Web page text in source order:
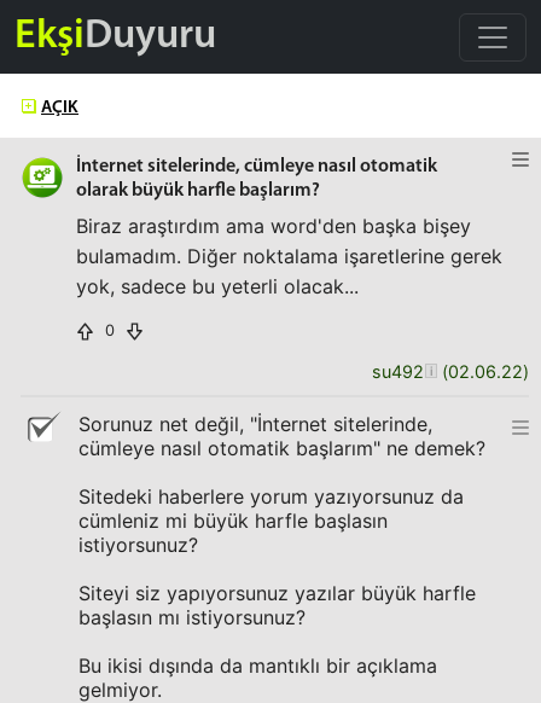
EkşiDuyuru
AÇIK
İnternet sitelerinde, cümleye nasıl otomatik
olarak büyük harfle başlarım?
Biraz araştırdım ama word'den başka bişey
bulamadım. Diğer noktalama işaretlerine gerek
yok, sadece bu yeterli olacak...
0
su492 (02.06.22)
Sorunuz net değil, "İnternet sitelerinde,
cümleye nasıl otomatik başlarım" ne demek?
Sitedeki haberlere yorum yazıyorsunuz da
cümleniz mi büyük harfle başlasın
istiyorsunuz?
Siteyi siz yapıyorsunuz yazılar büyük harfle
başlasın mı istiyorsunuz?
Bu ikisi dışında da mantıklı bir açıklama
gelmiyor.